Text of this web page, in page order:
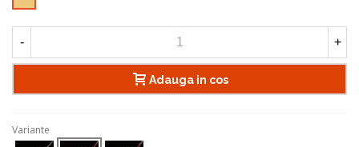
- +
Adauga in cos
Variante